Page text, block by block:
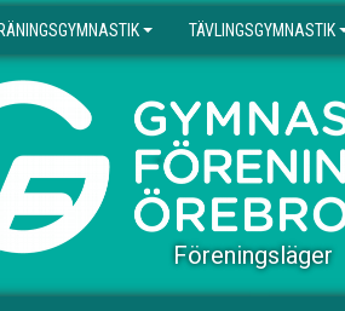
TÄVLINGSGYMNASTIK
.
Föreningsläger